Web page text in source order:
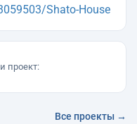
Shato-House
проект:
Все проекты →